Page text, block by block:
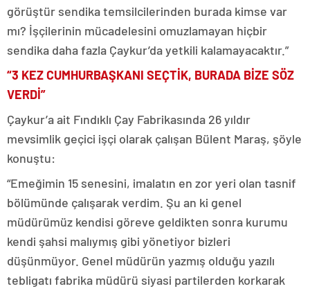
görüştür sendika temsilcilerinden burada kimse var
mı? İşçilerinin mücadelesini omuzlamayan hiçbir
sendika daha fazla Çaykur’da yetkili kalamayacaktır.”
“3 KEZ CUMHURBAŞKANI SEÇTİK, BURADA BİZE SÖZ
VERDİ”
Çaykur’a ait Fındıklı Çay Fabrikasında 26 yıldır
mevsimlik geçici işçi olarak çalışan Bülent Maraş, şöyle
konuştu:
“Emeğimin 15 senesini, imalatın en zor yeri olan tasnif
bölümünde çalışarak verdim. Şu an ki genel
müdürümüz kendisi göreve geldikten sonra kurumu
kendi şahsi malıymış gibi yönetiyor bizleri
düşünmüyor. Genel müdürün yazmış olduğu yazılı
tebligatı fabrika müdürü siyasi partilerden korkarak